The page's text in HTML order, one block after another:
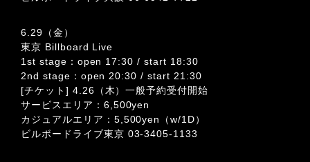
6.29（金）
東京 Billboard Live
1st stage：open 17:30 / start 18:30
2nd stage：open 20:30 / start 21:30
[チケット] 4.26（木）一般予約受付開始
サービスエリア：6,500yen
カジュアルエリア：5,500yen（w/1D）
ビルボードライブ東京 03-3405-1133